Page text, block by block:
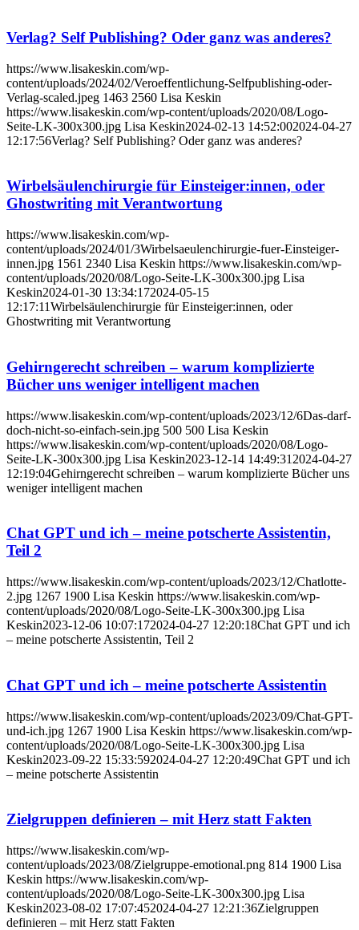
Verlag? Self Publishing? Oder ganz was anderes?
https://www.lisakeskin.com/wp-
content/uploads/2024/02/Veroeffentlichung-Selfpublishing-oder-
Verlag-scaled.jpeg 1463 2560 Lisa Keskin
https://www.lisakeskin.com/wp-content/uploads/2020/08/Logo-
Seite-LK-300x300.jpg Lisa Keskin2024-02-13 14:52:002024-04-27
12:17:56Verlag? Self Publishing? Oder ganz was anderes?
Wirbelsäulenchirurgie für Einsteiger:innen, oder
Ghostwriting mit Verantwortung
https://www.lisakeskin.com/wp-
content/uploads/2024/01/3Wirbelsaeulenchirurgie-fuer-Einsteiger-
innen.jpg 1561 2340 Lisa Keskin https://www.lisakeskin.com/wp-
content/uploads/2020/08/Logo-Seite-LK-300x300.jpg Lisa
Keskin2024-01-30 13:34:172024-05-15
12:17:11Wirbelsäulenchirurgie für Einsteiger:innen, oder
Ghostwriting mit Verantwortung
Gehirngerecht schreiben – warum komplizierte
Bücher uns weniger intelligent machen
https://www.lisakeskin.com/wp-content/uploads/2023/12/6Das-darf-
doch-nicht-so-einfach-sein.jpg 500 500 Lisa Keskin
https://www.lisakeskin.com/wp-content/uploads/2020/08/Logo-
Seite-LK-300x300.jpg Lisa Keskin2023-12-14 14:49:31 2024-04-27
12:19:04Gehirngerecht schreiben – warum komplizierte Bücher uns
weniger intelligent machen
Chat GPT und ich – meine potscherte Assistentin,
Teil 2
https://www.lisakeskin.com/wp-content/uploads/2023/12/Chatlotte-
2.jpg 1267 1900 Lisa Keskin https://www.lisakeskin.com/wp-
content/uploads/2020/08/Logo-Seite-LK-300x300.jpg Lisa
Keskin2023-12-06 10:07:172024-04-27 12:20:18Chat GPT und ich
– meine potscherte Assistentin, Teil 2
Chat GPT und ich – meine potscherte Assistentin
https://www.lisakeskin.com/wp-content/uploads/2023/09/Chat-GPT-
und-ich.jpg 1267 1900 Lisa Keskin https://www.lisakeskin.com/wp-
content/uploads/2020/08/Logo-Seite-LK-300x300.jpg Lisa
Keskin2023-09-22 15:33:592024-04-27 12:20:49Chat GPT und ich
– meine potscherte Assistentin
Zielgruppen definieren – mit Herz statt Fakten
https://www.lisakeskin.com/wp-
content/uploads/2023/08/Zielgruppe-emotional.png 814 1900 Lisa
Keskin https://www.lisakeskin.com/wp-
content/uploads/2020/08/Logo-Seite-LK-300x300.jpg Lisa
Keskin2023-08-02 17:07:452024-04-27 12:21:36Zielgruppen
definieren – mit Herz statt Fakten